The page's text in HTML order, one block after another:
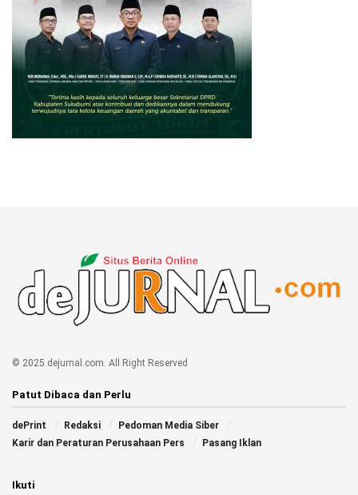
© 2025 dejurnal.com. All Right Reserved
Patut Dibaca dan Perlu
dePrint Redaksi
Pedoman Media Siber
Karir dan Peraturan Perusahaan Pers
Pasang Iklan
Ikuti